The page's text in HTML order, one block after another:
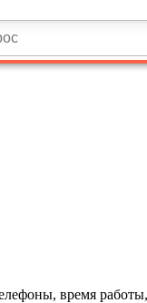
время